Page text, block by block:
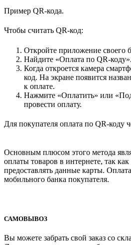
Пример QR-кода.
Чтобы считать QR-код:
Откройте приложение своего
Найдите «Оплата по QR-коду».
Когда откроется камера
код. На экране появится
к оплате.
Нажмите «Оплатить» или
провести оплату.
Для покупателя оплата по QR-коду
Основным плюсом этого метода
оплаты товаров в интернете, так
предоставлять данные карты.
мобильного банка покупателя.
САМОВЫВОЗ
Вы можете забрать свой заказ со